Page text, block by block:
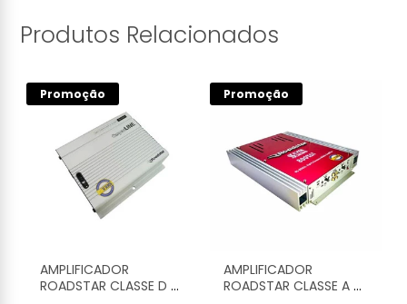
Produtos Relacionados
Promoção
AMPLIFICADOR
ROADSTAR CLASSE D 4
Promoção
AMPLIFICADOR
ROADSTAR CLASSE A 4